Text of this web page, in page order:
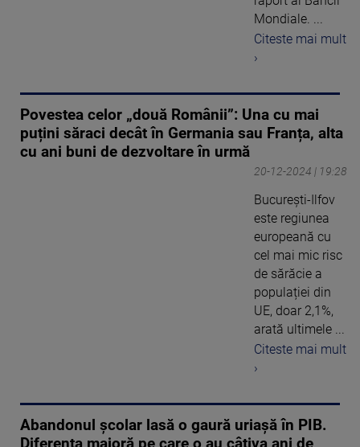
Mondiale. ...
Citeste mai mult
›
Povestea celor „două Românii”: Una cu mai
puțini săraci decât în Germania sau Franța, alta
cu ani buni de dezvoltare în urmă
20-12-2024 | 19:28
București-Ilfov
este regiunea
europeană cu
cel mai mic risc
de sărăcie a
populației din
UE, doar 2,1%,
arată ultimele ...
Citeste mai mult
›
Abandonul școlar lasă o gaură uriașă în PIB.
Diferența majoră pe care o au câtiva ani de